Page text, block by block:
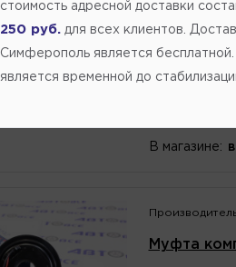
Муфта
Артикул
11524.80
В магазине:
Муфта
стоимость адресной доставки
250 руб. для всех клиентов.
Симферополь является
является временной до